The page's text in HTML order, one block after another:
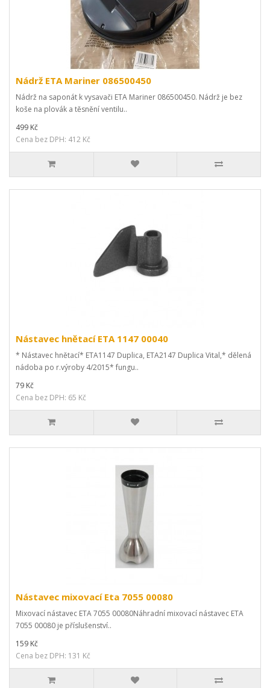
Nádrž ETA Mariner 086500450
Nádrž na saponát k vysavači ETA Mariner 086500450. Nádrž je bez
koše na plovák a těsnění ventilu..
499 Kč
Cena bez DPH: 412 Kč
Nástavec hnětací ETA 1147 00040
* Nástavec hnětací* ETA1147 Duplica, ETA2147 Duplica Vital,* dělená
nádoba po r.výroby 4/2015* fungu..
79 Kč
Cena bez DPH: 65 Kč
Nástavec mixovací Eta 7055 00080
Mixovací nástavec ETA 7055 00080Náhradní mixovací nástavec ETA
7055 00080 je příslušenství..
159 Kč
Cena bez DPH: 131 Kč